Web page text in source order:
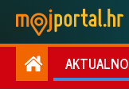
AKTUALNO